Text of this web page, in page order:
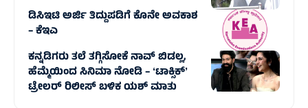
ಡಿಸಿಇಟಿ ಅರ್ಜಿ ತಿದ್ದುಪಡಿಗೆ ಕೊನೇ ಅವಕಾಶ
– ಕೆಇಎ
ಕನ್ನಡಿಗರು ತಲೆ ತಗ್ಗಿಸೋಕೆ ನಾವ್‌ ಬಿಡಲ್ಲ,
ಹೆಮ್ಮೆಯಿಂದ ಸಿನಿಮಾ ನೋಡಿ – ʻಟಾಕ್ಸಿಕ್‌ʼ
ಟ್ರೇಲರ್‌ ರಿಲೀಸ್‌ ಬಳಿಕ ಯಶ್‌ ಮಾತು